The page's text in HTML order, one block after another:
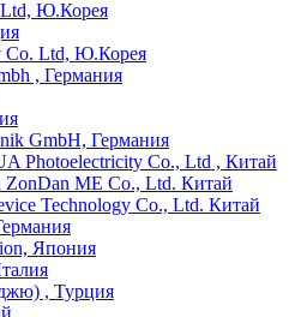
Ltd, Ю.Корея
Co. Ltd, Ю.Корея
, Германия
GmbH, Германия
Photoelectricity Co., Ltd , Китай
ZonDan ME Co., Ltd. Китай
Technology Со., Ltd. Китай
Япония
, Турция